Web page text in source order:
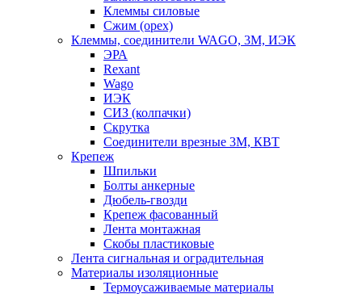
Клеммы силовые
Сжим (орех)
Клеммы, соединители WAGO, 3M, ИЭК
ЭРА
Rexant
Wago
ИЭК
СИЗ (колпачки)
Скрутка
Соединители врезные 3M, КВТ
Крепеж
Шпильки
Болты анкерные
Дюбель-гвозди
Крепеж фасованный
Лента монтажная
Скобы пластиковые
Лента сигнальная и оградительная
Материалы изоляционные
Термоусаживаемые матeриалы